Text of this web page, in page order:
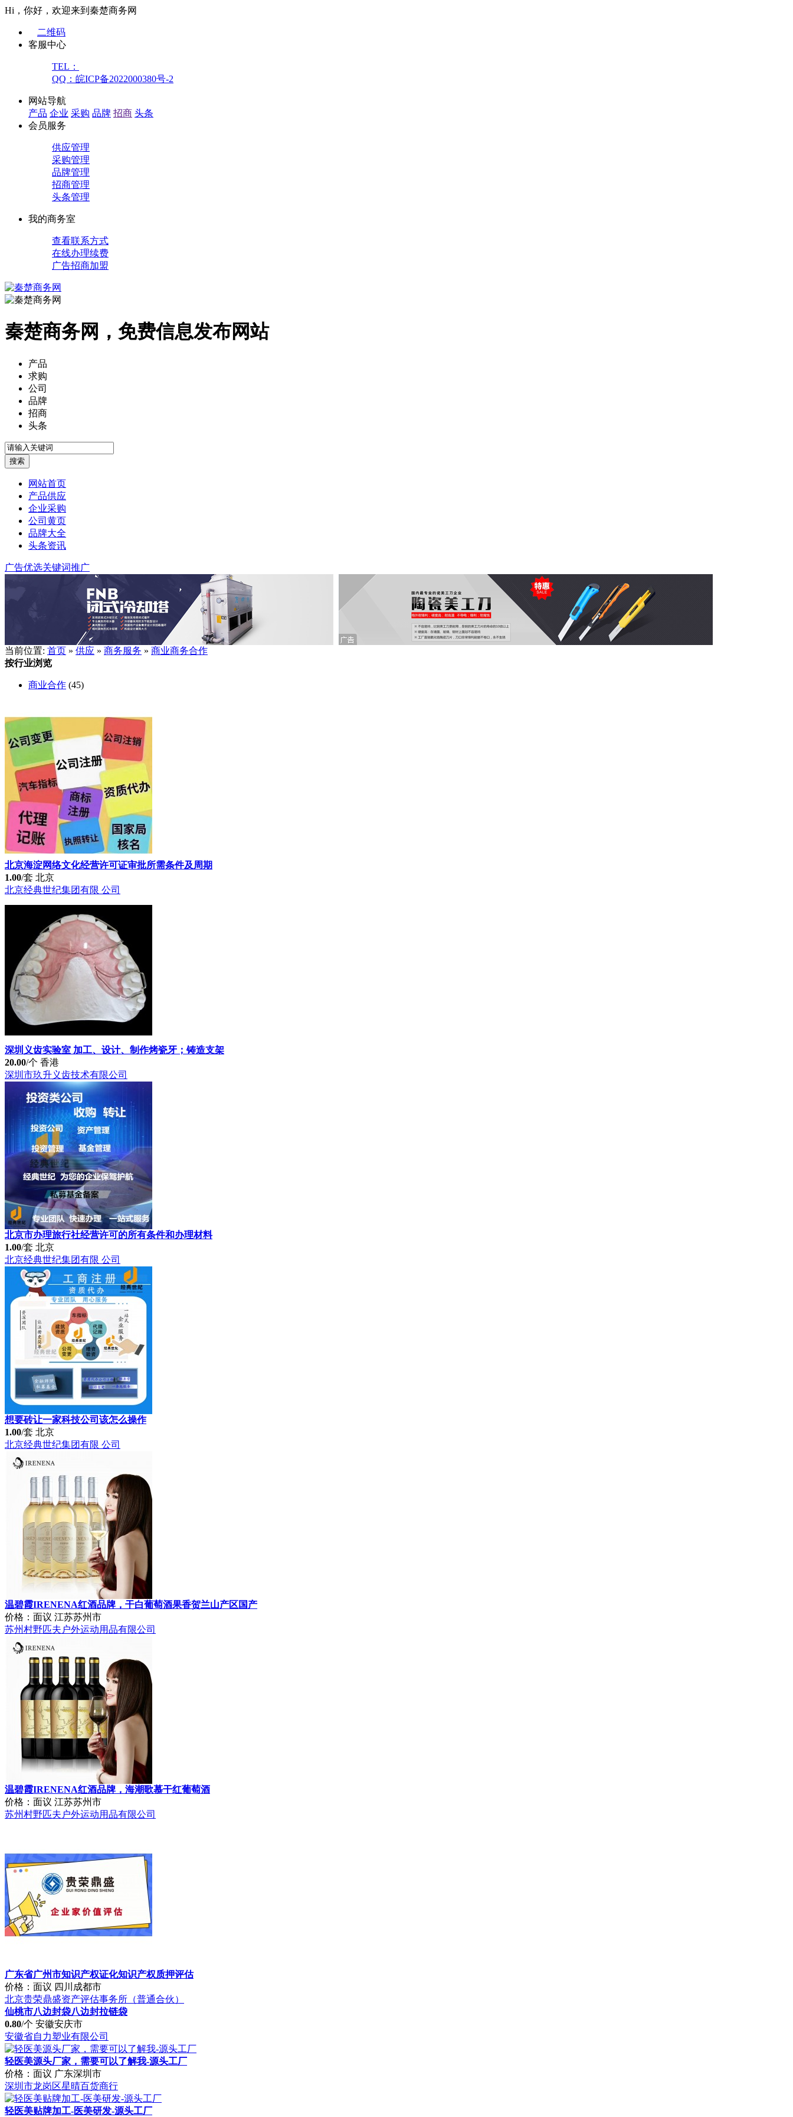
Hi，你好，欢迎来到秦楚商务网
二维码
客服中心
TEL：
QQ：皖ICP备2022000380号-2
网站导航
产品 企业 采购 品牌 招商 头条
会员服务
供应管理
采购管理
品牌管理
招商管理
头条管理
我的商务室
查看联系方式
在线办理续费
广告招商加盟
秦楚商务网，免费信息发布网站
产品
求购
公司
品牌
招商
头条
网站首页
产品供应
企业采购
公司黄页
品牌大全
头条资讯
广告优选关键词推广
当前位置: 首页 » 供应 » 商务服务 » 商业商务合作
按行业浏览
商业合作 (45)
北京海淀网络文化经营许可证审批所需条件及周期
1.00/套 北京
北京经典世纪集团有限 公司
深圳义齿实验室 加工、设计、制作烤瓷牙；铸造支架
20.00/个 香港
深圳市玖升义齿技术有限公司
北京市办理旅行社经营许可的所有条件和办理材料
1.00/套 北京
北京经典世纪集团有限 公司
想要砖让一家科技公司该怎么操作
1.00/套 北京
北京经典世纪集团有限 公司
温碧霞IRENENA红酒品牌，干白葡萄酒果香贺兰山产区国产
价格：面议 江苏苏州市
苏州村野匹夫户外运动用品有限公司
温碧霞IRENENA红酒品牌，海潮歌慕干红葡萄酒
价格：面议 江苏苏州市
苏州村野匹夫户外运动用品有限公司
广东省广州市知识产权证化知识产权质押评估
价格：面议 四川成都市
北京贵荣鼎盛资产评估事务所（普通合伙）